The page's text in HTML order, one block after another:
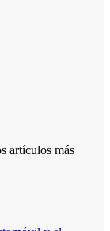
artículos más